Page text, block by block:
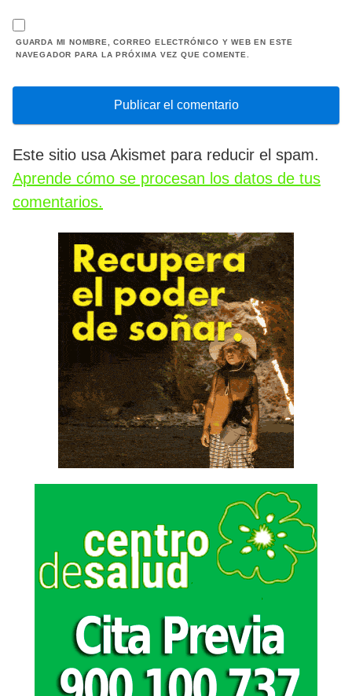
GUARDA MI NOMBRE, CORREO ELECTRÓNICO Y WEB EN ESTE
NAVEGADOR PARA LA PRÓXIMA VEZ QUE COMENTE.
Este sitio usa Akismet para reducir el spam.
Aprende cómo se procesan los datos de tus
comentarios.